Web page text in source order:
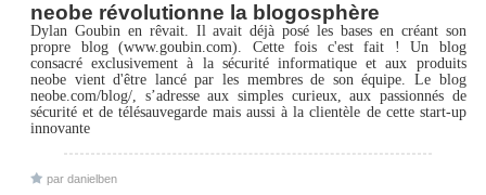
neobe révolutionne la blogosphère
Dylan Goubin en rêvait. Il avait déjà posé les bases en créant son
propre blog (www.goubin.com). Cette fois c'est fait ! Un blog
consacré exclusivement à la sécurité informatique et aux produits
neobe vient d'être lancé par les membres de son équipe. Le blog
neobe.com/blog/, s’adresse aux simples curieux, aux passionnés de
sécurité et de télésauvegarde mais aussi à la clientèle de cette start-up
innovante
par danielben